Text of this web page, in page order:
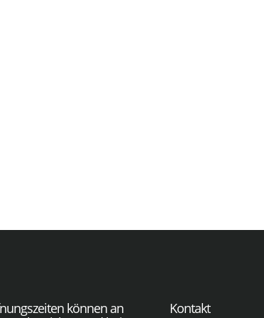
können an
Kontakt